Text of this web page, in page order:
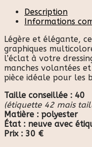
Description
Informations
Légère et élégante,
graphiques
l’éclat à votre
manches volantées
pièce idéale pour les
Taille conseillée : 40
(étiquette 42 mais
Matière : polyester
État : neuve avec
Prix : 30 €